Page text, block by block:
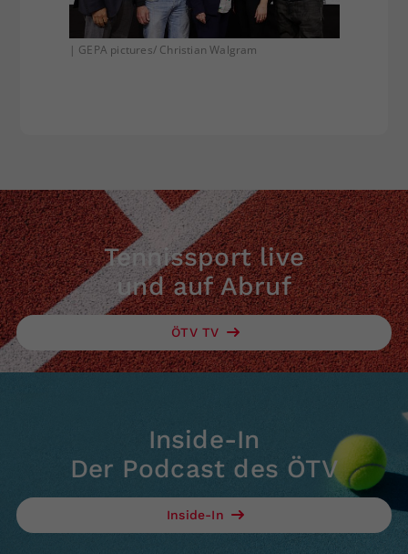
| GEPA pictures/ Christian Walgram
Tennissport live
und auf Abruf
ÖTV TV
Inside-In
Der Podcast des ÖTV
Inside-In